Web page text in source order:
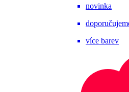
novinka
více barev